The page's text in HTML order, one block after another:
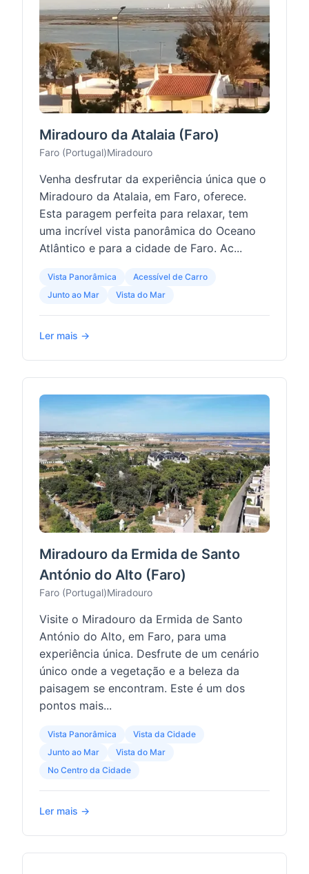
Miradouro da Atalaia (Faro)
Faro (Portugal)Miradouro
Venha desfrutar da experiência única que o
Miradouro da Atalaia, em Faro, oferece.
Esta paragem perfeita para relaxar, tem
uma incrível vista panorâmica do Oceano
Atlântico e para a cidade de Faro. Ac...
Vista Panorâmica
Acessível de Carro
Junto ao Mar
Vista do Mar
Ler mais →
Miradouro da Ermida de Santo
António do Alto (Faro)
Faro (Portugal)Miradouro
Visite o Miradouro da Ermida de Santo
António do Alto, em Faro, para uma
experiência única. Desfrute de um cenário
único onde a vegetação e a beleza da
paisagem se encontram. Este é um dos
pontos mais...
Vista Panorâmica
Vista da Cidade
Junto ao Mar
Vista do Mar
No Centro da Cidade
Ler mais →